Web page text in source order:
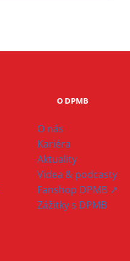
O DPMB
O nás
Kariéra
Aktuality
Videa & podcasty
Fanshop DPMB ↗
Zážitky s DPMB